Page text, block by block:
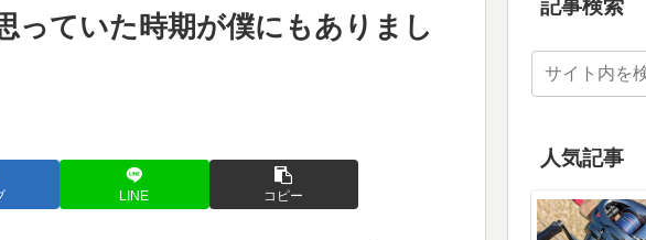
っていた時期が僕にもありまし
LINE コピー
記事検索
人気記事